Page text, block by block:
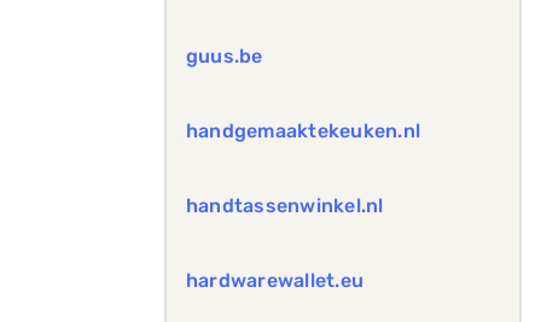
guus.be
handgemaaktekeuken.nl
handtassenwinkel.nl
hardwarewallet.eu